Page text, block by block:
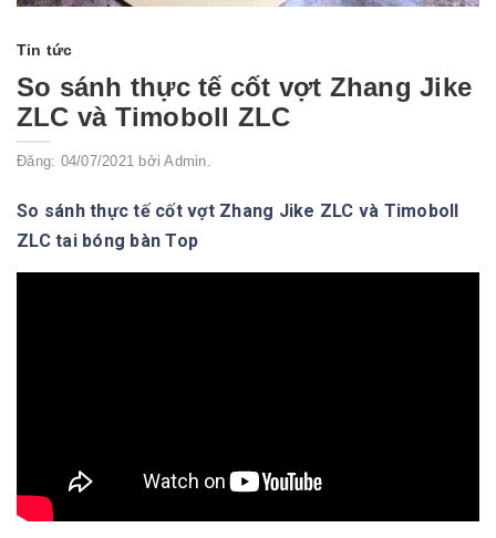
Tin tức
So sánh thực tế cốt vợt Zhang Jike
ZLC và Timoboll ZLC
Đăng: 04/07/2021 bởi Admin.
So sánh thực tế cốt vợt Zhang Jike ZLC và Timoboll
ZLC tai bóng bàn Top